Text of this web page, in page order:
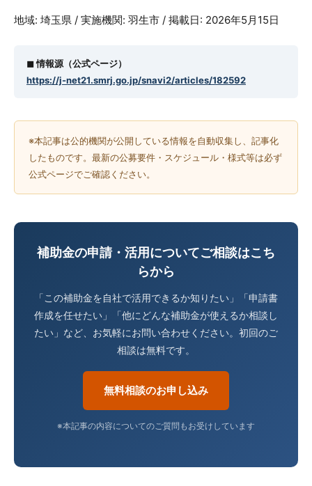
地域: 埼玉県 / 実施機関: 羽生市 / 掲載日: 2026年5月15日
◼︎ 情報源（公式ページ）
https://j-net21.smrj.go.jp/snavi2/articles/182592
※本記事は公的機関が公開している情報を自動収集し、記事化
したものです。最新の公募要件・スケジュール・様式等は必ず
公式ページでご確認ください。
補助金の申請・活用についてご相談はこち
らから
「この補助金を自社で活用できるか知りたい」「申請書
作成を任せたい」「他にどんな補助金が使えるか相談し
たい」など、お気軽にお問い合わせください。初回のご
相談は無料です。
無料相談のお申し込み
※本記事の内容についてのご質問もお受けしています